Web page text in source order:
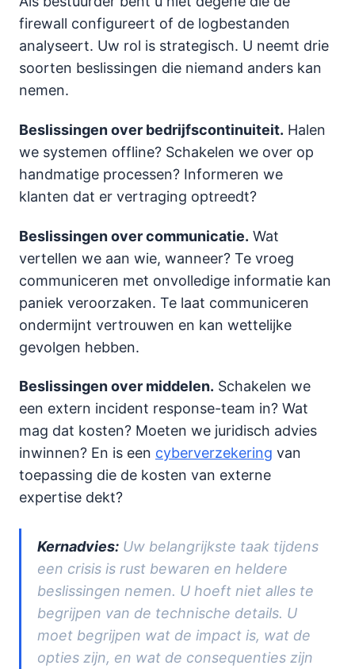
firewall configureert of de logbestanden
analyseert. Uw rol is strategisch. U neemt drie
soorten beslissingen die niemand anders kan
nemen.
Beslissingen over bedrijfscontinuiteit. Halen
we systemen offline? Schakelen we over op
handmatige processen? Informeren we
klanten dat er vertraging optreedt?
Beslissingen over communicatie. Wat
vertellen we aan wie, wanneer? Te vroeg
communiceren met onvolledige informatie kan
paniek veroorzaken. Te laat communiceren
ondermijnt vertrouwen en kan wettelijke
gevolgen hebben.
Beslissingen over middelen. Schakelen we
een extern incident response-team in? Wat
mag dat kosten? Moeten we juridisch advies
inwinnen? En is een cyberverzekering van
toepassing die de kosten van externe
expertise dekt?
Kernadvies: Uw belangrijkste taak tijdens
een crisis is rust bewaren en heldere
beslissingen nemen. U hoeft niet alles te
begrijpen van de technische details. U
moet begrijpen wat de impact is, wat de
opties zijn, en wat de consequenties zijn